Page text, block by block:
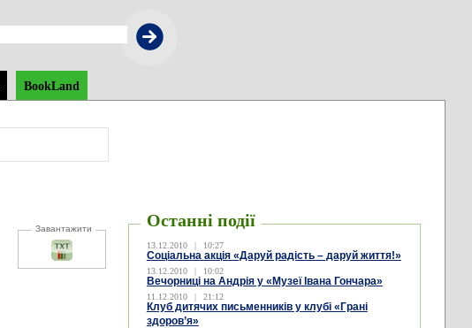
BookLand
Завантажити Останні події
13.12.2010 | 10:27
Соціальна акція «Даруй радість – даруй життя!»
13.12.2010 | 10:02
Вечорниці на Андрія у «Музеї Івана Гончара»
11.12.2010 | 21:12
Клуб дитячих письменників у клубі «Грані
здоров’я»